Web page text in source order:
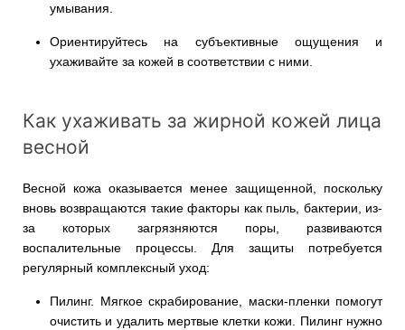
умывания.
Ориентируйтесь на субъективные ощущения и
ухаживайте за кожей в соответствии с ними.
Как ухаживать за жирной кожей лица
весной
Весной кожа оказывается менее защищенной, поскольку
вновь возвращаются такие факторы как пыль, бактерии, из-
за которых загрязняются поры, развиваются
воспалительные процессы. Для защиты потребуется
регулярный комплексный уход:
Пилинг. Мягкое скрабирование, маски-пленки помогут
очистить и удалить мертвые клетки кожи. Пилинг нужно